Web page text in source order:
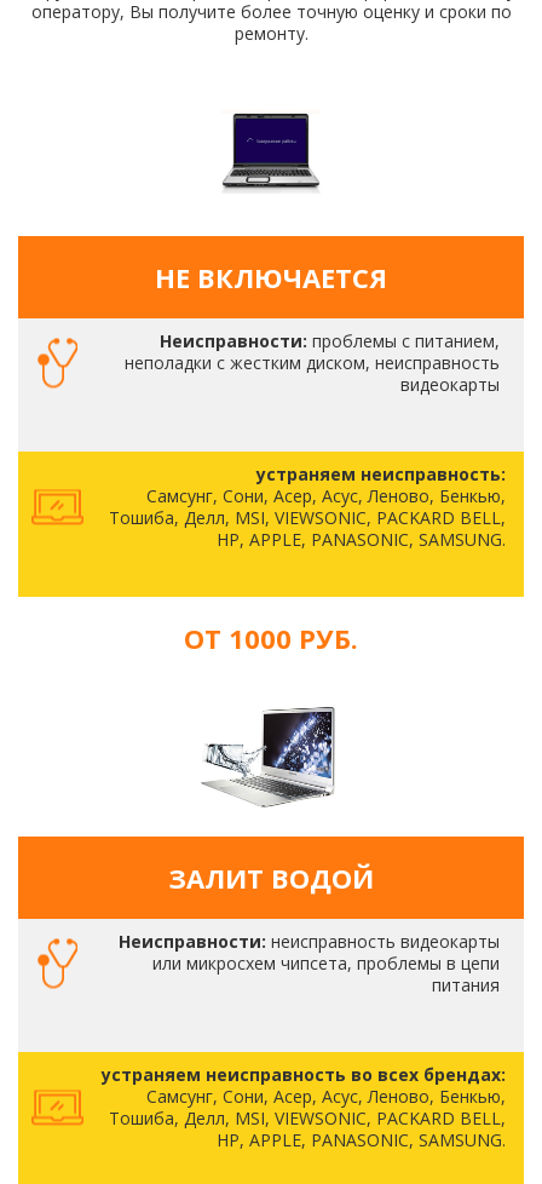
оператору, Вы получите более точную оценку и сроки по
ремонту.
НЕ ВКЛЮЧАЕТСЯ
Неисправности: проблемы с питанием,
неполадки с жестким диском, неисправность
видеокарты
устраняем неисправность:
Самсунг, Сони, Асер, Асус, Леново, Бенкью,
Тошиба, Делл, MSI, VIEWSONIC, PACKARD BELL,
HP, APPLE, PANASONIC, SAMSUNG.
ОТ 1000 РУБ.
ЗАЛИТ ВОДОЙ
Неисправности: неисправность видеокарты
или микросхем чипсета, проблемы в цепи
питания
устраняем неисправность во всех брендах:
Самсунг, Сони, Асер, Асус, Леново, Бенкью,
Тошиба, Делл, MSI, VIEWSONIC, PACKARD BELL,
HP, APPLE, PANASONIC, SAMSUNG.